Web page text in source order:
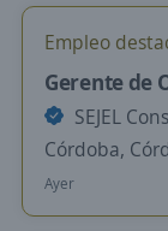
Empleo
Gerente de
SEJEL
Córdoba,
Ayer